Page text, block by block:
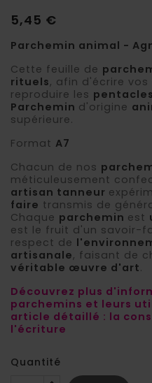
5,45 €
Parchemin animal -
Cette feuille de
rituels, afin d'écrire vos
reproduire les pentacles
Parchemin d'origine
supérieure.
Format A7
Chacun de nos
méticuleusement
artisan tanneur
faire transmis de
Chaque parchemin est
est le fruit d'un savoir-
respect de
artisanale, faisant de
véritable œuvre d'art.
Découvrez plus
parchemins et leurs
article détaillé : la
l'écriture
Quantité